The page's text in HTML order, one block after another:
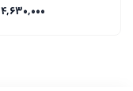
4,630,000